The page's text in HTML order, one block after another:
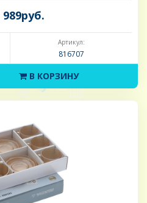
989руб.
Артикул:
816707
В КОРЗИНУ